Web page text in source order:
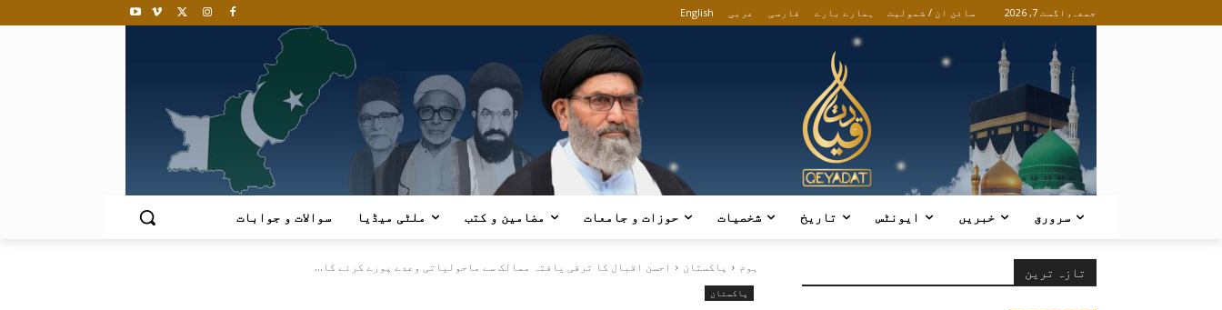
جمعہ, اگست 7, 2026 سائن ان / شمولیت English عربی فارسی ہمارے بارے
سرورق خبریں ایونٹس تاریخ شخصیات حوزات و جامعات مضامین و کتب ملٹی میڈیا سوالات و جوابات
ہوم پاکستان احسن اقبال کا ترقی یافتہ ممالک سے ماحولیاتی وعدے پورے کرنے کا...
پاکستان
تازہ ترین